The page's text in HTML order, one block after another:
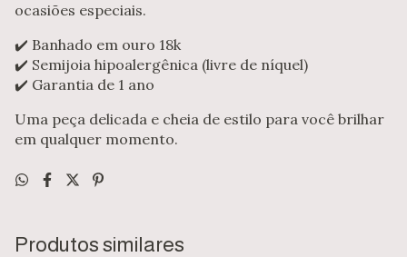
ocasiões especiais.
✔️ Banhado em ouro 18k
✔️ Semijoia hipoalergênica (livre de níquel)
✔️ Garantia de 1 ano
Uma peça delicada e cheia de estilo para você brilhar
em qualquer momento.
Produtos similares